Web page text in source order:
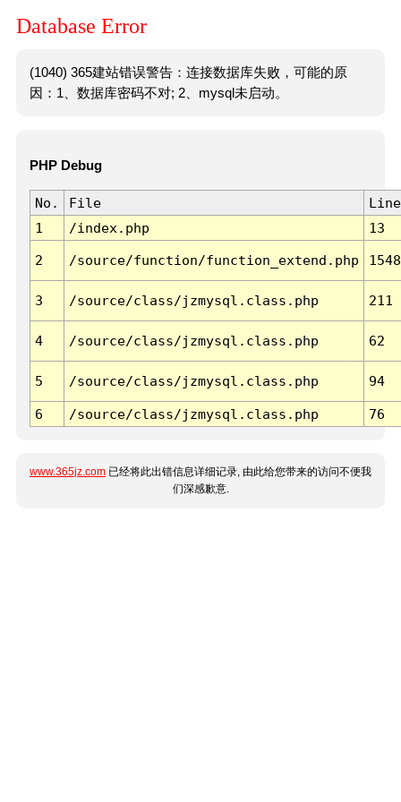
Database Error
(1040) 365建站错误警告：连接数据库失败，可能的原
因：1、数据库密码不对; 2、mysql未启动。
PHP Debug
No. File
Line
1
/index.php 13
2 /source/function/function_extend.php 1548
3 /source/class/jzmysql.class.php 211
4 /source/class/jzmysql.class.php 62
5 /source/class/jzmysql.class.php 94
6 /source/class/jzmysql.class.php 76
www.365jz.com 已经将此出错信息详细记录, 由此给您带来的访问不便我
们深感歉意.